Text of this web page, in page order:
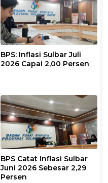
BPS: Inflasi Sulbar Juli
2026 Capai 2,00 Persen
BPS Catat Inflasi Sulbar
Juni 2026 Sebesar 2,29
Persen